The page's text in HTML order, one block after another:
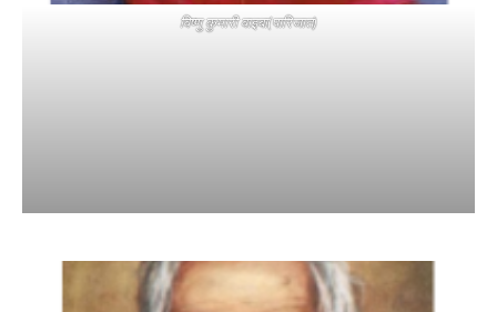
विष्णु कुमारी वाइबा(पारिजात)